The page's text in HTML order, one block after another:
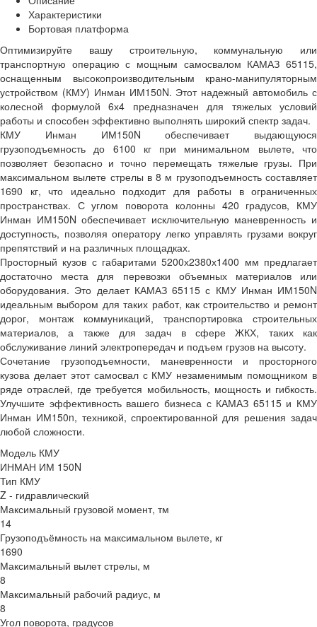
Характеристики
Бортовая платформа
Оптимизируйте вашу строительную, коммунальную или
транспортную операцию с мощным самосвалом КАМАЗ 65115,
оснащенным высокопроизводительным крано-манипуляторным
устройством (КМУ) Инман ИМ150N. Этот надежный автомобиль с
колесной формулой 6х4 предназначен для тяжелых условий
работы и способен эффективно выполнять широкий спектр задач.
КМУ Инман ИМ150N обеспечивает выдающуюся
грузоподъемность до 6100 кг при минимальном вылете, что
позволяет безопасно и точно перемещать тяжелые грузы. При
максимальном вылете стрелы в 8 м грузоподъемность составляет
1690 кг, что идеально подходит для работы в ограниченных
пространствах. С углом поворота колонны 420 градусов, КМУ
Инман ИМ150N обеспечивает исключительную маневренность и
доступность, позволяя оператору легко управлять грузами вокруг
препятствий и на различных площадках.
Просторный кузов с габаритами 5200х2380х1400 мм предлагает
достаточно места для перевозки объемных материалов или
оборудования. Это делает КАМАЗ 65115 с КМУ Инман ИМ150N
идеальным выбором для таких работ, как строительство и ремонт
дорог, монтаж коммуникаций, транспортировка строительных
материалов, а также для задач в сфере ЖКХ, таких как
обслуживание линий электропередач и подъем грузов на высоту.
Сочетание грузоподъемности, маневренности и просторного
кузова делает этот самосвал с КМУ незаменимым помощником в
ряде отраслей, где требуется мобильность, мощность и гибкость.
Улучшите эффективность вашего бизнеса с КАМАЗ 65115 и КМУ
Инман ИМ150n, техникой, спроектированной для решения задач
любой сложности.
Модель КМУ
ИНМАН ИМ 150N
Тип КМУ
Z - гидравлический
Максимальный грузовой момент, тм
14
Грузоподъёмность на максимальном вылете, кг
1690
Максимальный вылет стрелы, м
8
Максимальный рабочий радиус, м
8
Угол поворота, градусов